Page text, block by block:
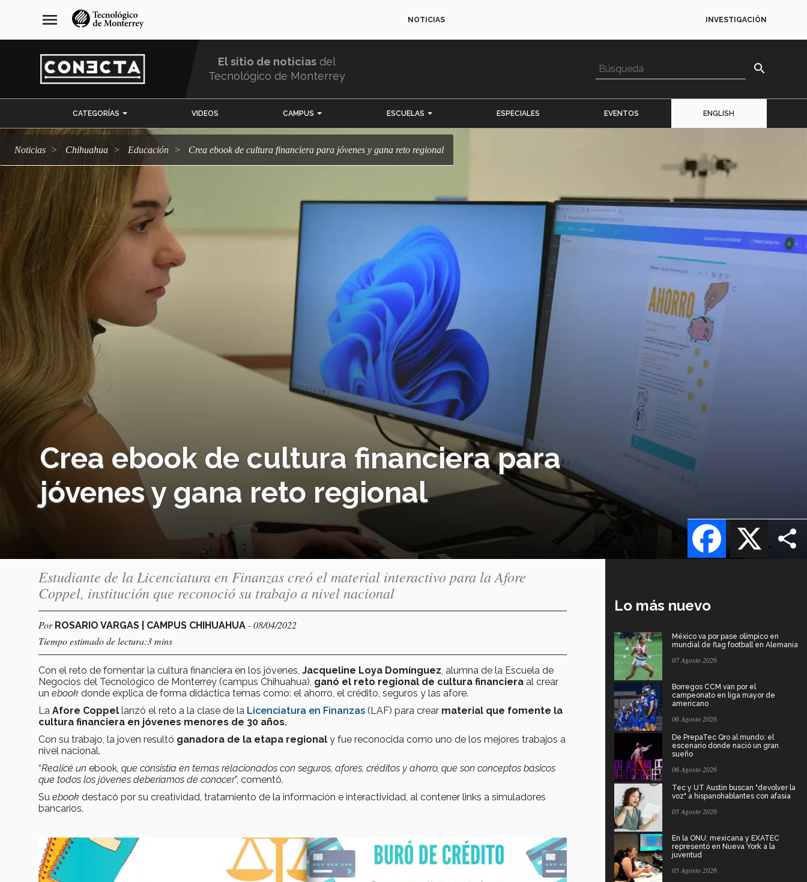
navegación
principal
menu NOTICIAS INVESTIGACIÓN
El sitio de noticias del
Tecnológico de Monterrey
search
CATEGORÍAS VIDEOS CAMPUS ESCUELAS ESPECIALES EVENTOS ENGLISH
Noticias Chihuahua Educación Crea ebook de cultura financiera para jóvenes y gana reto regional
Crea ebook de cultura financiera para
jóvenes y gana reto regional
X
Facebook
Estudiante de la Licenciatura en Finanzas creó el material interactivo para la Afore
Coppel, institución que reconoció su trabajo a nivel nacional
Por ROSARIO VARGAS | CAMPUS CHIHUAHUA - 08/04/2022
Tiempo estimado de lectura:3 mins
Con el reto de fomentar la cultura financiera en los jóvenes, Jacqueline Loya Domínguez , alumna de la Escuela de
Negocios del Tecnológico de Monterrey (campus Chihuahua), ganó el reto regional de cultura financiera al crear
un ebook donde explica de forma didáctica temas como: el ahorro, el crédito, seguros y las afore.
La Afore Coppel lanzó el reto a la clase de la Licenciatura en Finanzas (LAF) para crear material que fomente la
cultura financiera en jóvenes menores de 30 años.
Con su trabajo, la joven resultó ganadora de la etapa regional y fue reconocida como uno de los mejores trabajos a
nivel nacional.
“Realicé un ebook , que consistía en temas relacionados con seguros, afores, créditos y ahorro, que son conceptos básicos
que todos los jóvenes deberíamos de conocer”, comentó.
Su ebook destacó por su creatividad, tratamiento de la información e interactividad, al contener links a simuladores
bancarios.
Lo más nuevo
México va por pase olímpico en
mundial de flag football en Alemania
07 Agosto 2026
Borregos CCM van por el
campeonato en liga mayor de
americano
06 Agosto 2026
De PrepaTec Qro al mundo: el
escenario donde nació un gran
sueño
06 Agosto 2026
Tec y UT Austin buscan "devolver la
voz" a hispanohablantes con afasia
05 Agosto 2026
En la ONU: mexicana y EXATEC
representó en Nueva York a la
juventud
05 Agosto 2026